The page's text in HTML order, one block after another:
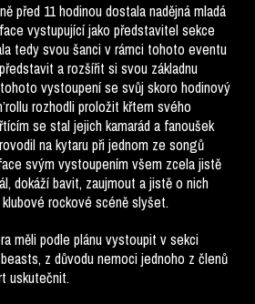
před 11 hodinou dostala nadějná mladá
vystupující jako představitel sekce
tedy svou šanci v rámci tohoto eventu
a rozšířit si svou základnu
vystoupení se svůj skoro hodinový
rozhodli proložit křtem svého
se stal jejich kamarád a fanoušek
na kytaru při jednom ze songů
svým vystoupením všem zcela jistě
dokáží bavit, zaujmout a jistě o nich
rockové scéně slyšet.
měli podle plánu vystoupit v sekci
z důvodu nemoci jednoho z členů
uskutečnit.